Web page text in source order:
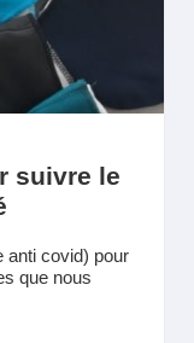
suivre le
anti covid) pour
que nous